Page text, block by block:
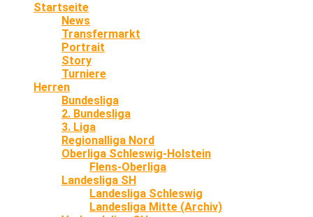
Startseite
News
Transfermarkt
Portrait
Story
Turniere
Herren
Bundesliga
2. Bundesliga
3. Liga
Regionalliga Nord
Oberliga Schleswig-Holstein
Flens-Oberliga
Landesliga SH
Landesliga Schleswig
Landesliga Mitte (Archiv)